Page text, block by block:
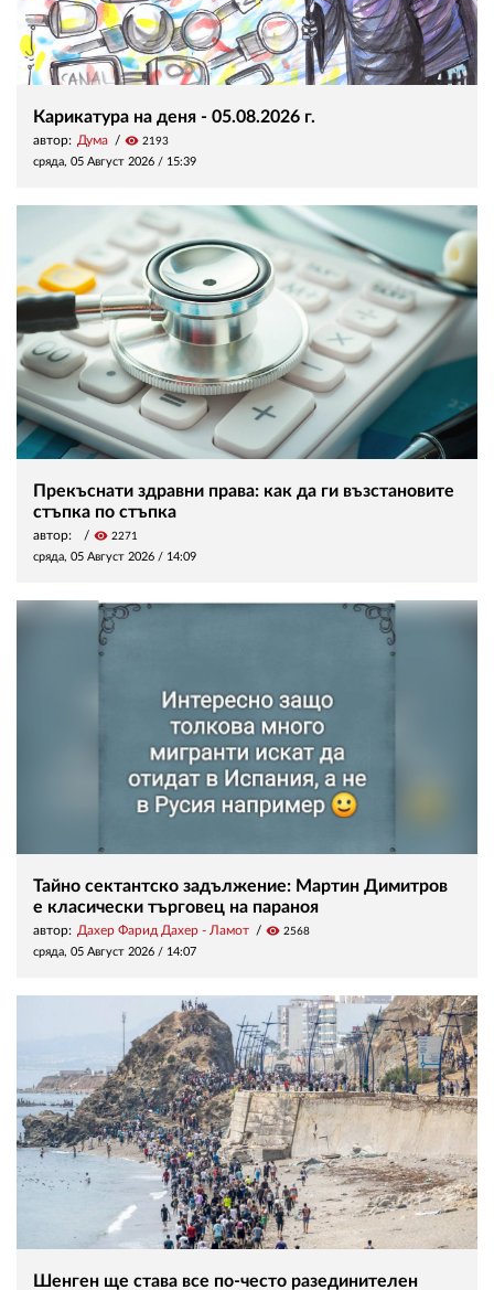
Карикатура на деня - 05.08.2026 г.
автор: Дума visibility 2193
сряда, 05 Август 2026 / 15:39
Прекъснати здравни права: как да ги възстановите
стъпка по стъпка
автор: visibility 2271
сряда, 05 Август 2026 / 14:09
Тайно сектантско задължение: Мартин Димитров
е класически търговец на параноя
автор: Дахер Фарид Дахер - Ламот visibility 2568
сряда, 05 Август 2026 / 14:07
Шенген ще става все по-често разединителен